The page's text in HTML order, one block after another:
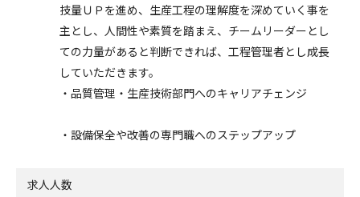
技量ＵＰを進め、生産工程の理解度を深めていく事を
主とし、人間性や素質を踏まえ、チームリーダーとし
ての力量があると判断できれば、工程管理者とし成長
していただきます。
・品質管理・生産技術部門へのキャリアチェンジ
・設備保全や改善の専門職へのステップアップ
求人人数